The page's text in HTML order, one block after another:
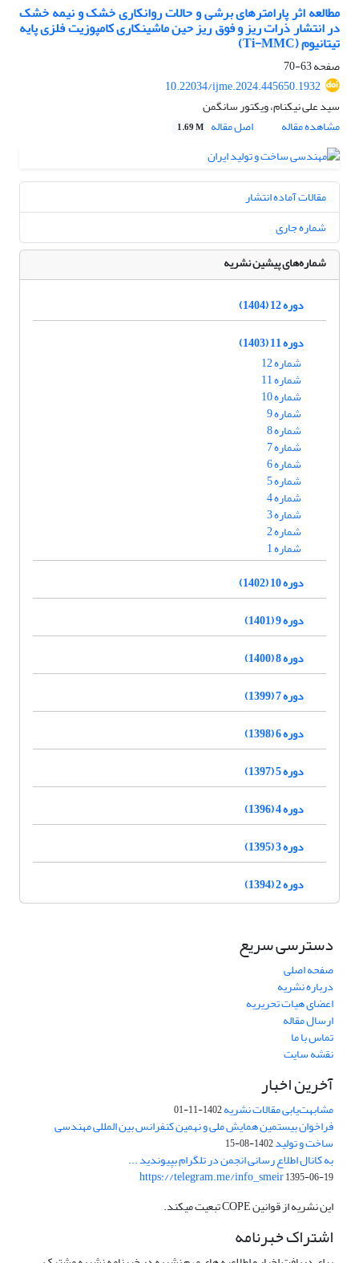
مطالعه اثر پارامترهای برشی و حالات روانکاری خشک و نیمه خشک
در انتشار ذرات ریز و فوق ریز حین ماشینکاری کامپوزیت فلزی پایه
تیتانیوم (Ti-MMC)
صفحه63-70
10.22034/ijme.2024.445650.1932
سید علی نیکنام، ویکتور سانگمن
مشاهده مقاله
اصل مقاله 1.69 M
مقالات آماده انتشار
شماره جاری
شماره‌های پیشین نشریه
دوره 12 (1404)
دوره 11 (1403)
شماره 12
شماره 11
شماره 10
شماره 9
شماره 8
شماره 7
شماره 6
شماره 5
شماره 4
شماره 3
شماره 2
شماره 1
دوره 10 (1402)
دوره 9 (1401)
دوره 8 (1400)
دوره 7 (1399)
دوره 6 (1398)
دوره 5 (1397)
دوره 4 (1396)
دوره 3 (1395)
دوره 2 (1394)
دسترسی سریع
صفحه اصلی
درباره نشریه
اعضای هیات تحریریه
ارسال مقاله
تماس با ما
نقشه سایت
آخرین اخبار
مشابهت‌یابی مقالات نشریه1402-11-01
فراخوان بیستمین همایش ملی و نهمین کنفرانس بین المللی مهندسی
ساخت و تولید1402-08-15
به کانال اطلاع رسانی انجمن در تلگرام بپیوندید ...
https://telegram.me/info_smeir1395-06-19
این نشریه از قوانین COPE تبعیت میکند.
اشتراک خبرنامه